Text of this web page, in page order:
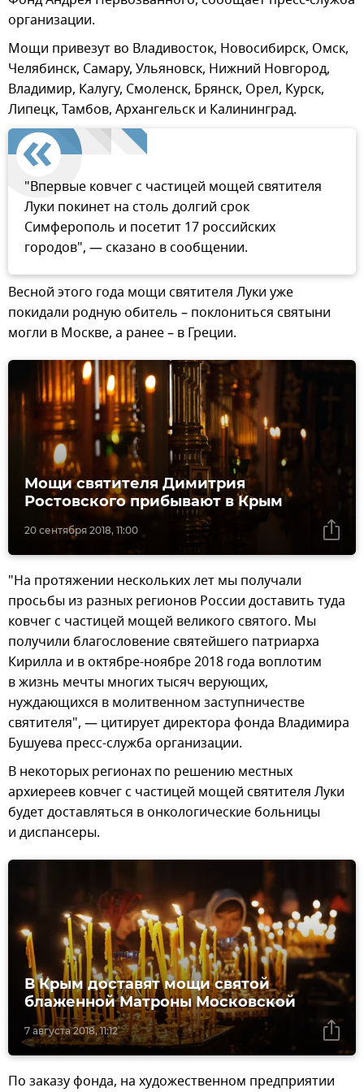
организации.
Мощи привезут во Владивосток, Новосибирск, Омск,
Челябинск, Самару, Ульяновск, Нижний Новгород,
Владимир, Калугу, Смоленск, Брянск, Орел, Курск,
Липецк, Тамбов, Архангельск и Калининград.
"Впервые ковчег с частицей мощей святителя
Луки покинет на столь долгий срок
Симферополь и посетит 17 российских
городов", — сказано в сообщении.
Весной этого года мощи святителя Луки уже
покидали родную обитель – поклониться святыни
могли в Москве, а ранее – в Греции.
20 сентября 2018, 11:00
Мощи святителя Димитрия
Ростовского прибывают в Крым
"На протяжении нескольких лет мы получали
просьбы из разных регионов России доставить туда
ковчег с частицей мощей великого святого. Мы
получили благословение святейшего патриарха
Кирилла и в октябре-ноябре 2018 года воплотим
в жизнь мечты многих тысяч верующих,
нуждающихся в молитвенном заступничестве
святителя", — цитирует директора фонда Владимира
Бушуева пресс-служба организации.
В некоторых регионах по решению местных
архиереев ковчег с частицей мощей святителя Луки
будет доставляться в онкологические больницы
и диспансеры.
7 августа 2018, 11:12
В Крым доставят мощи святой
блаженной Матроны Московской
По заказу фонда, на художественном предприятии